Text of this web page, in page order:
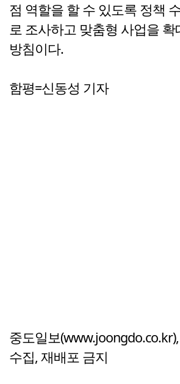
점 역할을 할 수 있도록 정책
로 조사하고 맞춤형 사업을
방침이다.
함평=신동성 기자
중도일보
수집, 재배포 금지